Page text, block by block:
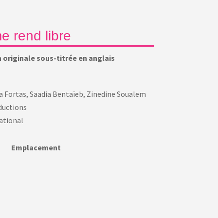
rend libre
originale sous-titrée en anglais
Fortas, Saadia Bentaïeb, Zinedine Soualem
Emplacement